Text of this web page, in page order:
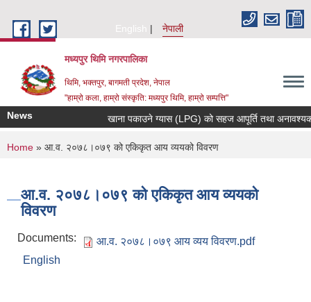
English
नेपाली
मध्यपुर थिमि नगरपालिका
थिमि, भक्तपुर, बागमती प्रदेश, नेपाल
"हाम्रो कला, हाम्रो संस्कृति: मध्यपुर थिमि, हाम्रो सम्पत्ति"
News खाना पकाउने ग्यास (LPG) को सहज आपूर्ति तथा
You are here
Home » आ.व. २०७८।०७९ को एकिकृत आय व्ययको विवरण
आ.व. २०७८।०७९ को एकिकृत आय व्ययको
विवरण
Documents:
आ.व. २०७८।०७९ आय व्य‍य विवरण.pdf
English